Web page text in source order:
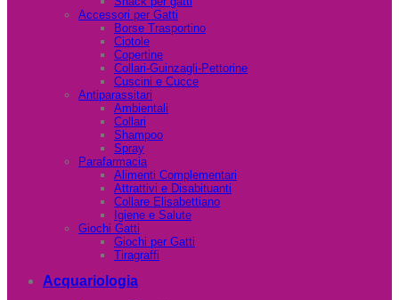
Accessori per Gatti
Borse Trasportino
Ciotole
Copertine
Collari-Guinzagli-Pettorine
Cuscini e Cucce
Antiparassitari
Ambientali
Collari
Shampoo
Spray
Parafarmacia
Alimenti Complementari
Attrattivi e Disabituanti
Collare Elisabettiano
Igiene e Salute
Giochi Gatti
Giochi per Gatti
Tiragraffi
Acquariologia